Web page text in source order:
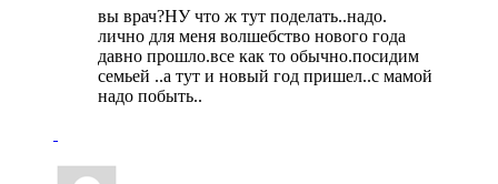
вы врач?НУ что ж тут поделать..надо.
лично для меня волшебство нового года
давно прошло.все как то обычно.посидим
семьей ..а тут и новый год пришел..с мамой
надо побыть..